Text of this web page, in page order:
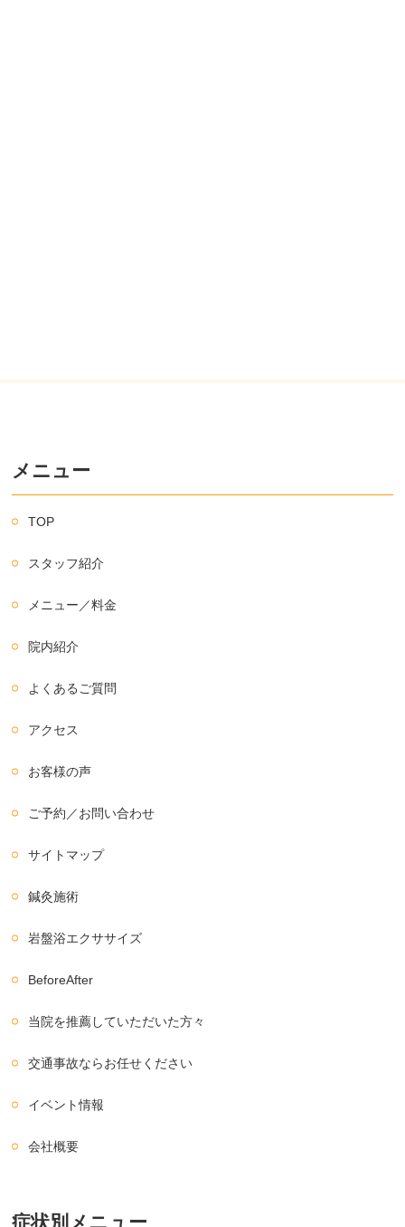
メニュー
TOP
スタッフ紹介
メニュー／料金
院内紹介
よくあるご質問
アクセス
お客様の声
ご予約／お問い合わせ
サイトマップ
鍼灸施術
岩盤浴エクササイズ
BeforeAfter
当院を推薦していただいた方々
交通事故ならお任せください
イベント情報
会社概要
症状別メニュー